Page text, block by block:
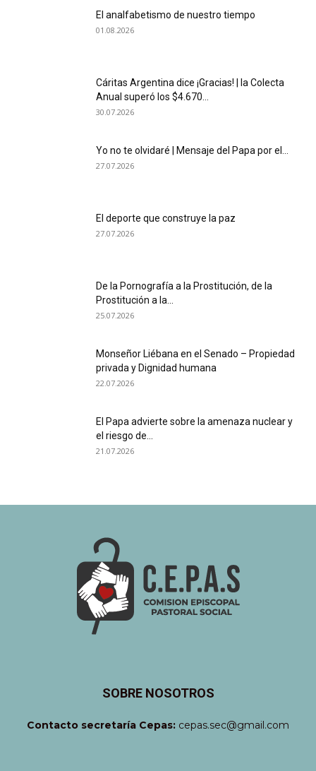
El analfabetismo de nuestro tiempo
01.08.2026
Cáritas Argentina dice ¡Gracias! | la Colecta
Anual superó los $4.670...
30.07.2026
Yo no te olvidaré | Mensaje del Papa por el...
27.07.2026
El deporte que construye la paz
27.07.2026
De la Pornografía a la Prostitución, de la
Prostitución a la...
25.07.2026
Monseñor Liébana en el Senado – Propiedad
privada y Dignidad humana
22.07.2026
El Papa advierte sobre la amenaza nuclear y
el riesgo de...
21.07.2026
SOBRE NOSOTROS
Contacto secretaría Cepas: cepas.sec@gmail.com